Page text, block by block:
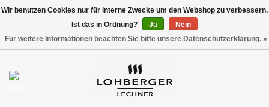
Mein Konto / Kundenkonto
Wir benutzen Cookies nur für interne Zwecke um den Webshop zu verbessern.
Ist das in Ordnung?
Ja
Nein
Für weitere Informationen beachten Sie bitte unsere Datenschutzerklärung. »